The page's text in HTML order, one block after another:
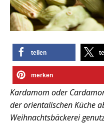
teilen
merken
Kardamom oder
der orientalischen Küche
Weihnachtsbäckerei